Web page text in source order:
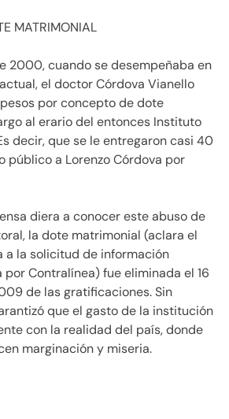
MATRIMONIAL
2000, cuando se desempeñaba en
el doctor Córdova Vianello
por concepto de dote
al erario del entonces Instituto
decir, que se le entregaron casi 40
público a Lorenzo Córdova por
diera a conocer este abuso de
la dote matrimonial (aclara el
a la solicitud de información
por Contralínea) fue eliminada el 16
de las gratificaciones. Sin
que el gasto de la institución
con la realidad del país, donde
marginación y miseria.